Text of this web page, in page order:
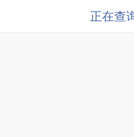
正在查